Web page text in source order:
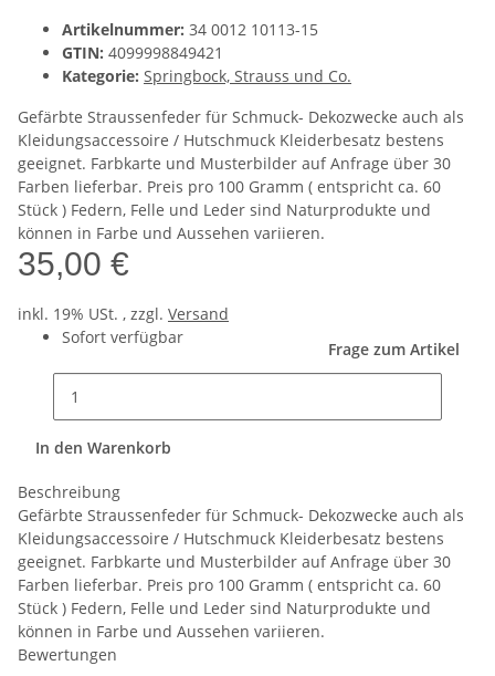
Artikelnummer: 34 0012 10113-15
GTIN: 4099998849421
Kategorie: Springbock, Strauss und Co.
Gefärbte Straussenfeder für Schmuck- Dekozwecke auch als
Kleidungsaccessoire / Hutschmuck Kleiderbesatz bestens
geeignet. Farbkarte und Musterbilder auf Anfrage über 30
Farben lieferbar. Preis pro 100 Gramm ( entspricht ca. 60
Stück ) Federn, Felle und Leder sind Naturprodukte und
können in Farbe und Aussehen variieren.
35,00 €
inkl. 19% USt. , zzgl. Versand
Sofort verfügbar
Frage zum Artikel
In den Warenkorb
Beschreibung
Gefärbte Straussenfeder für Schmuck- Dekozwecke auch als
Kleidungsaccessoire / Hutschmuck Kleiderbesatz bestens
geeignet. Farbkarte und Musterbilder auf Anfrage über 30
Farben lieferbar. Preis pro 100 Gramm ( entspricht ca. 60
Stück ) Federn, Felle und Leder sind Naturprodukte und
können in Farbe und Aussehen variieren.
Bewertungen